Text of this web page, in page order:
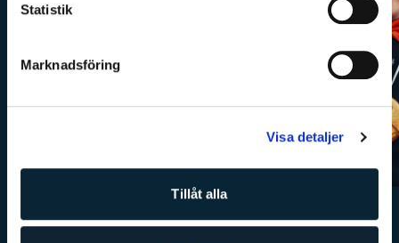
Statistik
Marknadsföring
Visa detaljer
Tillåt alla